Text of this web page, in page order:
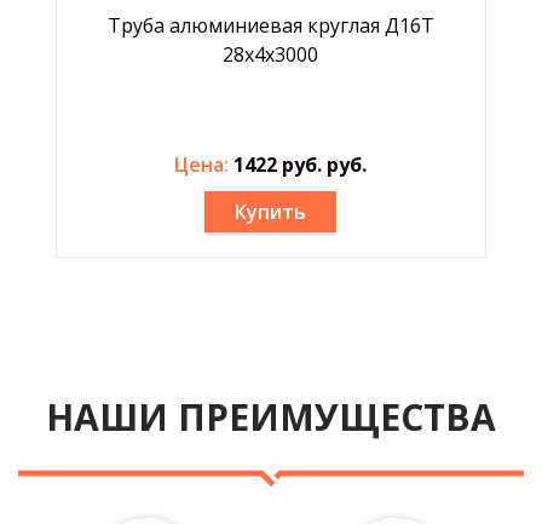
Труба алюминиевая круглая Д16Т
28x4x3000
Цена: 1422 руб. руб.
Купить
НАШИ ПРЕИМУЩЕСТВА